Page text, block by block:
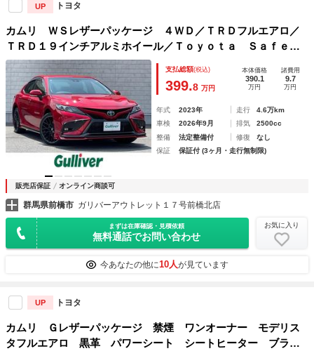
UP トヨタ
カムリ ＷＳレザーパッケージ ４ＷＤ／ＴＲＤフルエアロ／
ＴＲＤ１９インチアルミホイール／Ｔｏｙｏｔａ Ｓａｆｅｔ
ｙＳｅｎｓｅ／ブラインドスポットモニター／パーキングサポ
ートブレーキ／パノラミックビューモニター／ＪＢＬサウンド
シスム
支払総額(税込)
399.8 万円
本体価格
390.1
万円
諸費用
9.7
万円
年式 2023年 走行
4.6万km
車検
2026年9月 排気
2500cc
整備
法定整備付 修復
なし
保証
保証付 (3ヶ月・走行無制限)
販売店保証 オンライン商談可
群馬県前橋市 ガリバーアウトレット１７号前橋北店
まずは在庫確認・見積依頼
無料通話でお問い合わせ
お気に入り
今あなたの他に10人が見ています
UP トヨタ
カムリ Ｇレザーパッケージ 禁煙 ワンオーナー モデリス
タフルエアロ 黒革 パワーシート シートヒーター ブライ